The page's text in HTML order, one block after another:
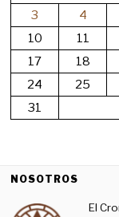
3
4
10
11
17
18
24
25
31
NOSOTROS
El